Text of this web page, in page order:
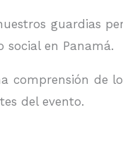
guardias
social en Panamá.
comprensión de
del evento.